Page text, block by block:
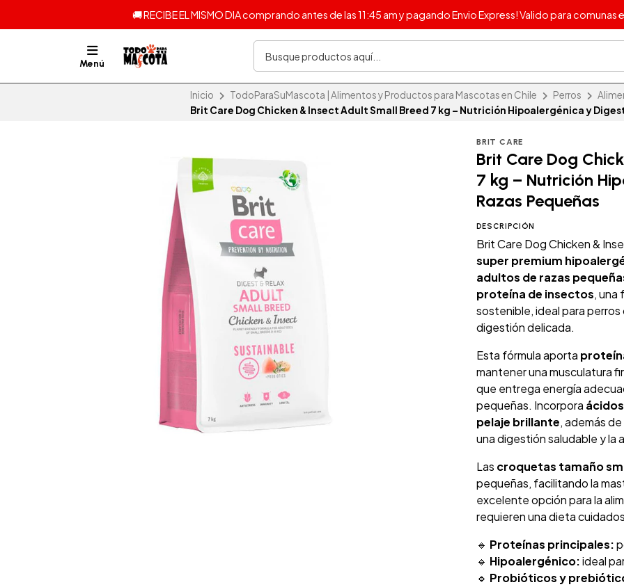
🚚 RECIBE EL MISMO DIA comprando antes de las 11:45 am y pagando Envio Express! Valido para
Menú
Inicio TodoParaSuMascota | Alimentos y Productos para Mascotas en Chile Perros
Brit Care Dog Chicken & Insect Adult Small Breed 7 kg – Nutrición Hipoalergénica y
BRIT CARE
Brit Care Dog
7 kg – Nutrición
Razas Pequeñas
DESCRIPCIÓN
Brit Care Dog Chicken &
super premium
adultos de razas
proteína de insectos,
sostenible, ideal para perros
digestión delicada.
Esta fórmula aporta
mantener una musculatura
que entrega energía
pequeñas. Incorpora
pelaje brillante, además de
una digestión saludable y la
Las croquetas tamaño
pequeñas, facilitando la
excelente opción para la
requieren una dieta
🔹 Proteínas principales:
🔹 Hipoalergénico:ideal
🔹 Probióticos y